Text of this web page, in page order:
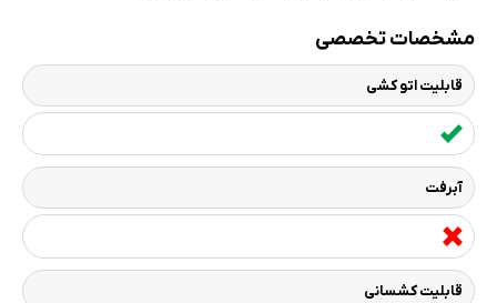
مشخصات تخصصی
قابلیت اتو کشی
آبرفت
قابلیت کشسانی